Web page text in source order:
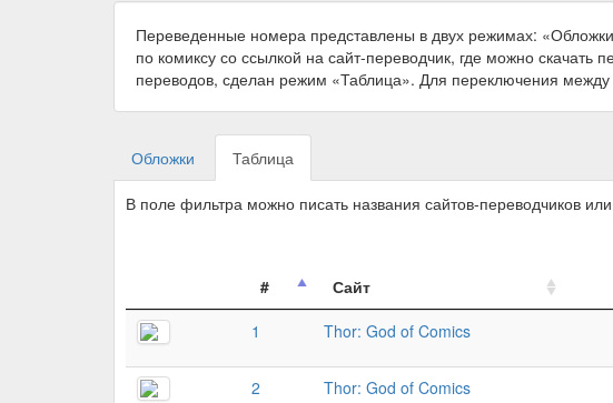
Переведенные номера представлены в двух режимах:
по комиксу со ссылкой на сайт-переводчик, где можно скачать
переводов, сделан режим «Таблица». Для переключения
Обложки Таблица
В поле фильтра можно писать названия сайтов-переводчиков
# Сайт
1
Thor: God of Comics
2 Thor: God of Comics